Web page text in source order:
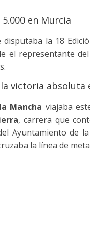
en Murcia
disputaba la 18
el representante
victoria absoluta
Mancha viajaba
, carrera que
Ayuntamiento de
la línea de